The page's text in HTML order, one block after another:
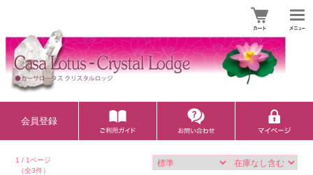
会員登録
1 / 1ページ
（全3件）